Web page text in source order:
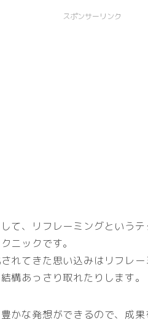
スポンサーリンク
て、リフレーミングという
ニックです。
れてきた思い込みはリフレ
構あっさり取れたりします。
かな発想ができるので、成果